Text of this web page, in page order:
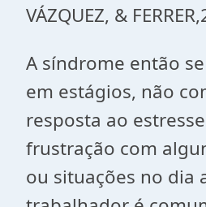
VÁZQUEZ, &
A síndrome então
em estágios, não
resposta ao
frustração com
ou situações no dia